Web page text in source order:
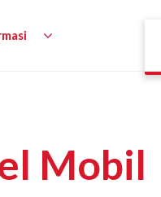
Mobil